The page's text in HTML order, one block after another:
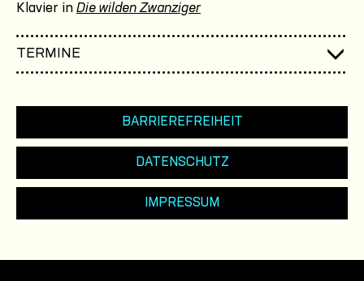
Klavier in Die wilden Zwanziger
TERMINE
BARRIEREFREIHEIT
DATENSCHUTZ
IMPRESSUM